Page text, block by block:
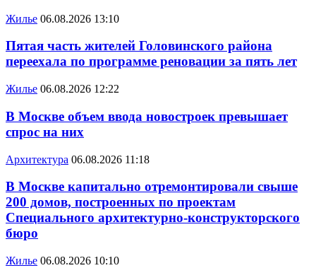
Жилье 06.08.2026 13:10
Пятая часть жителей Головинского района
переехала по программе реновации за пять лет
Жилье 06.08.2026 12:22
В Москве объем ввода новостроек превышает
спрос на них
Архитектура 06.08.2026 11:18
В Москве капитально отремонтировали свыше
200 домов, построенных по проектам
Специального архитектурно-конструкторского
бюро
Жилье 06.08.2026 10:10